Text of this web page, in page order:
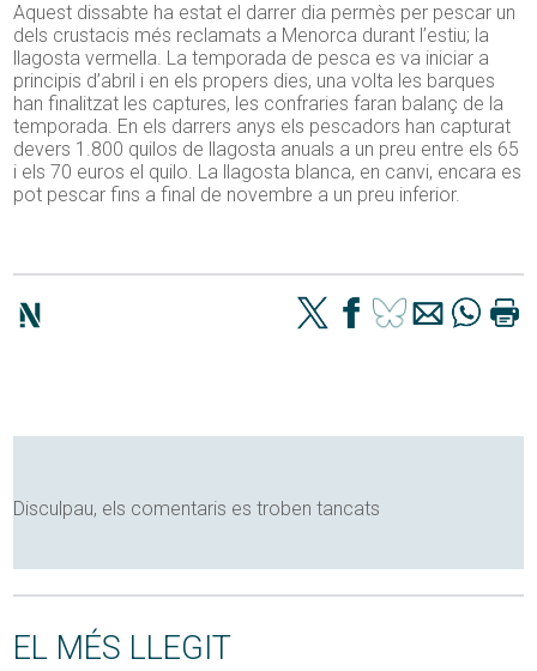
Aquest dissabte ha estat el darrer dia permès per pescar un
dels crustacis més reclamats a Menorca durant l’estiu; la
llagosta vermella. La temporada de pesca es va iniciar a
principis d’abril i en els propers dies, una volta les barques
han finalitzat les captures, les confraries faran balanç de la
temporada. En els darrers anys els pescadors han capturat
devers 1.800 quilos de llagosta anuals a un preu entre els 65
i els 70 euros el quilo. La llagosta blanca, en canvi, encara es
pot pescar fins a final de novembre a un preu inferior.
Disculpau, els comentaris es troben tancats
EL MÉS LLEGIT